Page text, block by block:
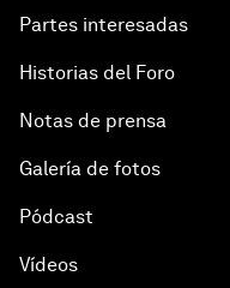
Partes interesadas
Historias del Foro
Notas de prensa
Galería de fotos
Pódcast
Vídeos